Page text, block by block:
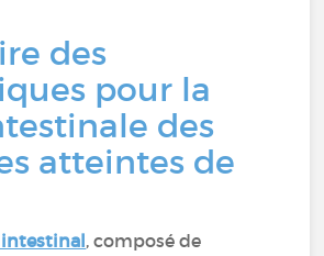
des
pour la
des
atteintes de
, composé de